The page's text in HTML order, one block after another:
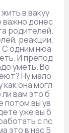
в вакуу
важно донес
родителей.
реакции,
С одним нюа
И препод
уметь. Во
Ну мало
она могл
вам это б
потом вы ув
уже вы б
с пс
это в нас 5